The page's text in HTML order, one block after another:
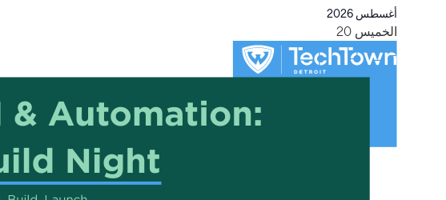
التاريخ.
أغسطس 2026
الخميس 20